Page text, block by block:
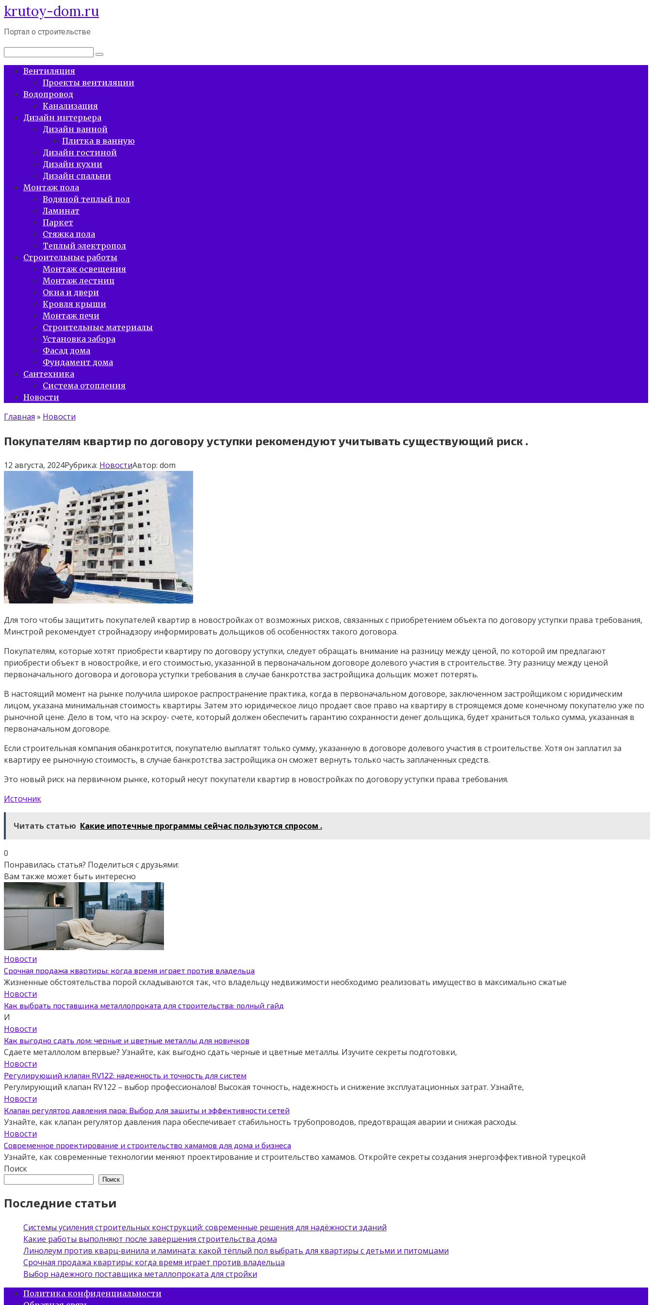
Перейти
к
контенту
krutoy-dom.ru
Портал о строительстве
Поиск:
Вентиляция
Проекты вентиляции
Водопровод
Канализация
Дизайн интерьера
Дизайн ванной
Плитка в ванную
Дизайн гостиной
Дизайн кухни
Дизайн спальни
Монтаж пола
Водяной теплый пол
Ламинат
Паркет
Стяжка пола
Теплый электропол
Строительные работы
Монтаж освещения
Монтаж лестниц
Окна и двери
Кровля крыши
Монтаж печи
Строительные материалы
Установка забора
Фасад дома
Фундамент дома
Сантехника
Система отопления
Новости
Главная » Новости
Покупателям квартир по договору уступки рекомендуют учитывать существующий риск .
12 августа, 2024Рубрика: НовостиАвтор: dom
Для того чтобы защитить покупателей квартир в новостройках от возможных рисков, связанных с приобретением объекта по договору уступки права требования,
Минстрой рекомендует стройнадзору информировать дольщиков об особенностях такого договора.
Покупателям, которые хотят приобрести квартиру по договору уступки, следует обращать внимание на разницу между ценой, по которой им предлагают
приобрести объект в новостройке, и его стоимостью, указанной в первоначальном договоре долевого участия в строительстве. Эту разницу между ценой
первоначального договора и договора уступки требования в случае банкротства застройщика дольщик может потерять.
В настоящий момент на рынке получила широкое распространение практика, когда в первоначальном договоре, заключенном застройщиком с юридическим
лицом, указана минимальная стоимость квартиры. Затем это юридическое лицо продает свое право на квартиру в строящемся доме конечному покупателю уже по
рыночной цене. Дело в том, что на эскроу- счете, который должен обеспечить гарантию сохранности денег дольщика, будет храниться только сумма, указанная в
первоначальном договоре.
Если строительная компания обанкротится, покупателю выплатят только сумму, указанную в договоре долевого участия в строительстве. Хотя он заплатил за
квартиру ее рыночную стоимость, в случае банкротства застройщика он сможет вернуть только часть заплаченных средств.
Это новый риск на первичном рынке, который несут покупатели квартир в новостройках по договору уступки права требования.
Источник
Читать статью Какие ипотечные программы сейчас пользуются спросом .
0
Понравилась статья? Поделиться с друзьями:
Вам также может быть интересно
Новости
Срочная продажа квартиры: когда время играет против владельца
Жизненные обстоятельства порой складываются так, что владельцу недвижимости необходимо реализовать имущество в максимально сжатые
Новости
Как выбрать поставщика металлопроката для строительства: полный гайд
И
Новости
Как выгодно сдать лом: черные и цветные металлы для новичков
Сдаете металлолом впервые? Узнайте, как выгодно сдать черные и цветные металлы. Изучите секреты подготовки,
Новости
Регулирующий клапан RV122: надежность и точность для систем
Регулирующий клапан RV122 – выбор профессионалов! Высокая точность, надежность и снижение эксплуатационных затрат. Узнайте,
Новости
Клапан регулятор давления пара: Выбор для защиты и эффективности сетей
Узнайте, как клапан регулятор давления пара обеспечивает стабильность трубопроводов, предотвращая аварии и снижая расходы.
Новости
Современное проектирование и строительство хамамов для дома и бизнеса
Узнайте, как современные технологии меняют проектирование и строительство хамамов. Откройте секреты создания энергоэффективной турецкой
Поиск
Поиск
Последние статьи
Системы усиления строительных конструкций: современные решения для надёжности зданий
Какие работы выполняют после завершения строительства дома
Линолеум против кварц‑винила и ламината: какой тёплый пол выбрать для квартиры с детьми и питомцами
Срочная продажа квартиры: когда время играет против владельца
Выбор надежного поставщика металлопроката для стройки
Политика конфиденциальности